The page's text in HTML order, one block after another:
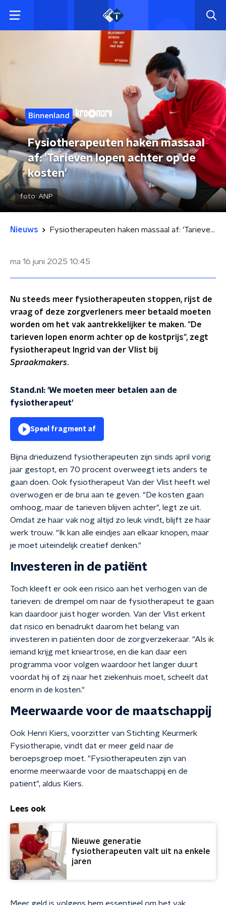
Binnenland
Fysiotherapeuten haken massaal
af: 'Tarieven lopen achter op de
kosten'
foto: ANP
Nieuws Fysiotherapeuten haken massaal af: 'Tarieven lopen achter op de kosten'
ma 16 juni 2025 10:45
Nu steeds meer fysiotherapeuten stoppen, rijst de
vraag of deze zorgverleners meer betaald moeten
worden om het vak aantrekkelijker te maken. "De
tarieven lopen enorm achter op de kostprijs", zegt
fysiotherapeut Ingrid van der Vlist bij
Spraakmakers.
Stand.nl: 'We moeten meer betalen aan de
fysiotherapeut'
Speel fragment af
Bijna drieduizend fysiotherapeuten zijn sinds april vorig
jaar gestopt, en 70 procent overweegt iets anders te
gaan doen. Ook fysiotherapeut Van der Vlist heeft wel
overwogen er de brui aan te geven. "De kosten gaan
omhoog, maar de tarieven blijven achter", legt ze uit.
Omdat ze haar vak nog altijd zo leuk vindt, blijft ze haar
werk trouw. "Ik kan alle eindjes aan elkaar knopen, maar
je moet uiteindelijk creatief denken."
Investeren in de patiënt
Toch kleeft er ook een risico aan het verhogen van de
tarieven: de drempel om naar de fysiotherapeut te gaan
kan daardoor juist hoger worden. Van der Vlist erkent
dat risico en benadrukt daarom het belang van
investeren in patiënten door de zorgverzekeraar. "Als ik
iemand krijg met knieartrose, en die kan daar een
programma voor volgen waardoor het langer duurt
voordat hij of zij naar het ziekenhuis moet, scheelt dat
enorm in de kosten."
Meerwaarde voor de maatschappij
Ook Henri Kiers, voorzitter van Stichting Keurmerk
Fysiotherapie, vindt dat er meer geld naar de
beroepsgroep moet. "Fysiotherapeuten zijn van
enorme meerwaarde voor de maatschappij en de
patiënt", aldus Kiers.
Lees ook
Nieuwe generatie
fysiotherapeuten valt uit na enkele
jaren